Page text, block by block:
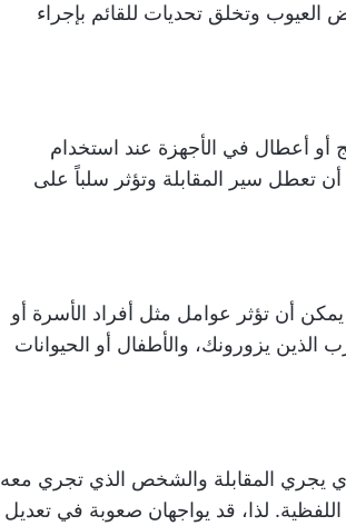
وتخلق تحديات للقائم بإجراء
أعطال في الأجهزة عند استخدام
أن تعطل سير المقابلة وتؤثر سلباً على
يمكن أن تؤثر عوامل مثل أفراد الأسرة أو
الذين يزورونك، والأطفال أو الحيوانات
يجري المقابلة والشخص الذي تجري معه
لذا، قد يواجهان صعوبة في تعديل